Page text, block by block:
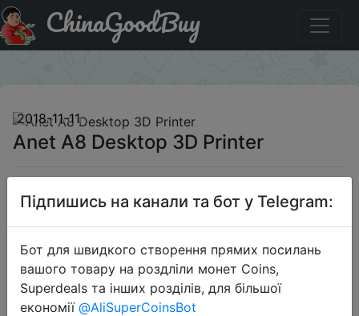
Придбати по знижці GBA811 Anet A8 Desktop 3D Printer
ChinaGoodBuy
2018-11-11
Anet A8 Desktop 3D Printer
$99.99
Промокод:"GBA811"
Підпишись на канали та бот у Telegram:
Бот для швидкого створення прямих посилань
вашого товару на роздліли монет Coins,
Superdeals та інших розділів, для більшої
економії @AliSuperCoinsBot